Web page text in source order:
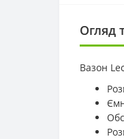
Огляд
Вазон